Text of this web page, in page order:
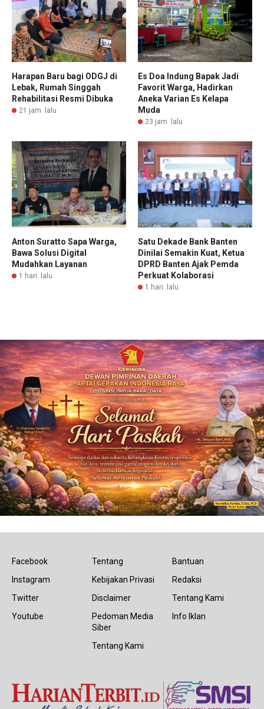
Harapan Baru bagi ODGJ di
Lebak, Rumah Singgah
Rehabilitasi Resmi Dibuka
21 jam lalu
Es Doa Indung Bapak Jadi
Favorit Warga, Hadirkan
Aneka Varian Es Kelapa
Muda
23 jam lalu
Anton Suratto Sapa Warga,
Bawa Solusi Digital
Mudahkan Layanan
1 hari lalu
Satu Dekade Bank Banten
Dinilai Semakin Kuat, Ketua
DPRD Banten Ajak Pemda
Perkuat Kolaborasi
1 hari lalu
Facebook
Instagram
Twitter
Youtube
Tentang
Kebijakan Privasi
Disclaimer
Pedoman Media
Siber
Tentang Kami
Bantuan
Redaksi
Tentang Kami
Info Iklan